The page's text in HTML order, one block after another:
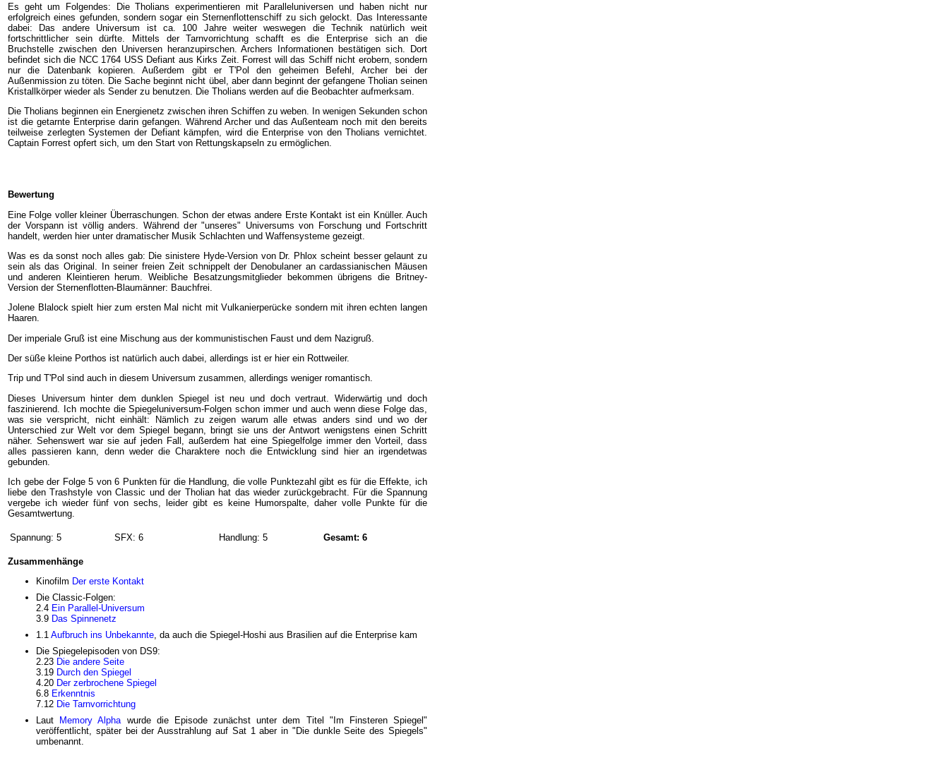
Es geht um Folgendes: Die Tholians experimentieren mit Paralleluniversen und haben nicht nur
erfolgreich eines gefunden, sondern sogar ein Sternenflottenschiff zu sich gelockt. Das Interessante
dabei: Das andere Universum ist ca. 100 Jahre weiter weswegen die Technik natürlich weit
fortschrittlicher sein dürfte. Mittels der Tarnvorrichtung schafft es die Enterprise sich an die
Bruchstelle zwischen den Universen heranzupirschen. Archers Informationen bestätigen sich. Dort
befindet sich die NCC 1764 USS Defiant aus Kirks Zeit. Forrest will das Schiff nicht erobern, sondern
nur die Datenbank kopieren. Außerdem gibt er T'Pol den geheimen Befehl, Archer bei der
Außenmission zu töten. Die Sache beginnt nicht übel, aber dann beginnt der gefangene Tholian seinen
Kristallkörper wieder als Sender zu benutzen. Die Tholians werden auf die Beobachter aufmerksam.
Die Tholians beginnen ein Energienetz zwischen ihren Schiffen zu weben. In wenigen Sekunden schon
ist die getarnte Enterprise darin gefangen. Während Archer und das Außenteam noch mit den bereits
teilweise zerlegten Systemen der Defiant kämpfen, wird die Enterprise von den Tholians vernichtet.
Captain Forrest opfert sich, um den Start von Rettungskapseln zu ermöglichen.
Bewertung
Eine Folge voller kleiner Überraschungen. Schon der etwas andere Erste Kontakt ist ein Knüller. Auch
der Vorspann ist völlig anders. Während der "unseres" Universums von Forschung und Fortschritt
handelt, werden hier unter dramatischer Musik Schlachten und Waffensysteme gezeigt.
Was es da sonst noch alles gab: Die sinistere Hyde-Version von Dr. Phlox scheint besser gelaunt zu
sein als das Original. In seiner freien Zeit schnippelt der Denobulaner an cardassianischen Mäusen
und anderen Kleintieren herum. Weibliche Besatzungsmitglieder bekommen übrigens die Britney-
Version der Sternenflotten-Blaumänner: Bauchfrei.
Jolene Blalock spielt hier zum ersten Mal nicht mit Vulkanierperücke sondern mit ihren echten langen
Haaren.
Der imperiale Gruß ist eine Mischung aus der kommunistischen Faust und dem Nazigruß.
Der süße kleine Porthos ist natürlich auch dabei, allerdings ist er hier ein Rottweiler.
Trip und T'Pol sind auch in diesem Universum zusammen, allerdings weniger romantisch.
Dieses Universum hinter dem dunklen Spiegel ist neu und doch vertraut. Widerwärtig und doch
faszinierend. Ich mochte die Spiegeluniversum-Folgen schon immer und auch wenn diese Folge das,
was sie verspricht, nicht einhält: Nämlich zu zeigen warum alle etwas anders sind und wo der
Unterschied zur Welt vor dem Spiegel begann, bringt sie uns der Antwort wenigstens einen Schritt
näher. Sehenswert war sie auf jeden Fall, außerdem hat eine Spiegelfolge immer den Vorteil, dass
alles passieren kann, denn weder die Charaktere noch die Entwicklung sind hier an irgendetwas
gebunden.
Ich gebe der Folge 5 von 6 Punkten für die Handlung, die volle Punktezahl gibt es für die Effekte, ich
liebe den Trashstyle von Classic und der Tholian hat das wieder zurückgebracht. Für die Spannung
vergebe ich wieder fünf von sechs, leider gibt es keine Humorspalte, daher volle Punkte für die
Gesamtwertung.
Spannung: 5 SFX: 6 Handlung: 5 Gesamt: 6
Zusammenhänge
Kinofilm Der erste Kontakt
Die Classic-Folgen:
2.4 Ein Parallel-Universum
3.9 Das Spinnenetz
1.1 Aufbruch ins Unbekannte, da auch die Spiegel-Hoshi aus Brasilien auf die Enterprise kam
Die Spiegelepisoden von DS9:
2.23 Die andere Seite
3.19 Durch den Spiegel
4.20 Der zerbrochene Spiegel
6.8 Erkenntnis
7.12 Die Tarnvorrichtung
Laut
Memory Alphawurde die Episode zunächst unter dem Titel "Im Finsteren Spiegel"
veröffentlicht, später bei der Ausstrahlung auf Sat 1 aber in "Die dunkle Seite des Spiegels"
umbenannt.